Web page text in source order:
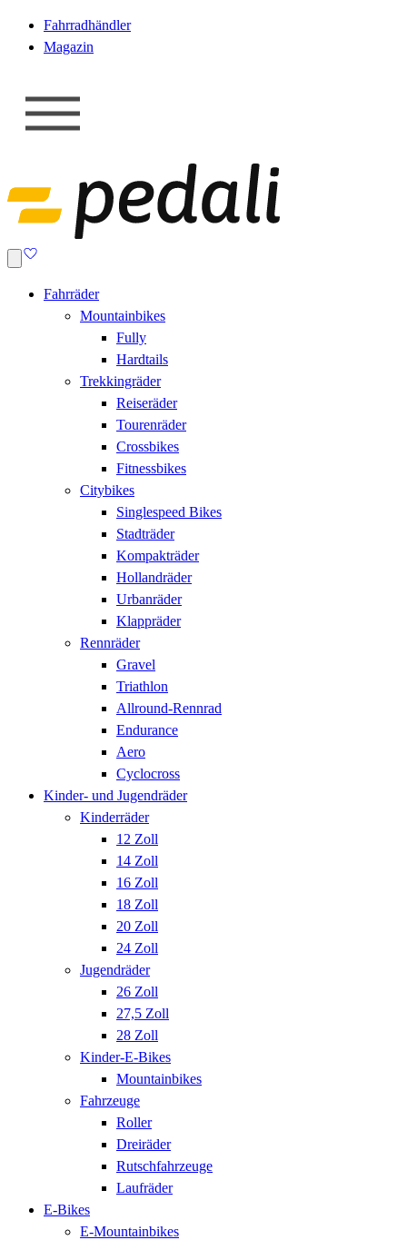
Fahrradhändler
Magazin
Fahrräder
Mountainbikes
Fully
Hardtails
Trekkingräder
Reiseräder
Tourenräder
Crossbikes
Fitnessbikes
Citybikes
Singlespeed Bikes
Stadträder
Kompakträder
Hollandräder
Urbanräder
Klappräder
Rennräder
Gravel
Triathlon
Allround-Rennrad
Endurance
Aero
Cyclocross
Kinder- und Jugendräder
Kinderräder
12 Zoll
14 Zoll
16 Zoll
18 Zoll
20 Zoll
24 Zoll
Jugendräder
26 Zoll
27,5 Zoll
28 Zoll
Kinder-E-Bikes
Mountainbikes
Fahrzeuge
Roller
Dreiräder
Rutschfahrzeuge
Laufräder
E-Bikes
E-Mountainbikes